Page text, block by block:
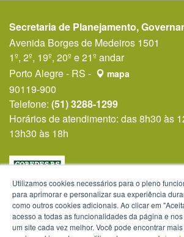
Secretaria de Planejamento,
Avenida Borges de Medeiros 1501
1º, 2º, 19º, 20º e 21º andar
Porto Alegre - RS -
mapa
90119-900
Telefone: (51) 3288-1299
Horários de atendimento: das 8h30 às
13h30 às 18h
Utilizamos cookies necessários para o pleno
para aprimorar e personalizar sua experiência
como outros cookies adicionais. Ao clicar em
acesso a todas as funcionalidades da página e
um site cada vez melhor. Você pode encontrar